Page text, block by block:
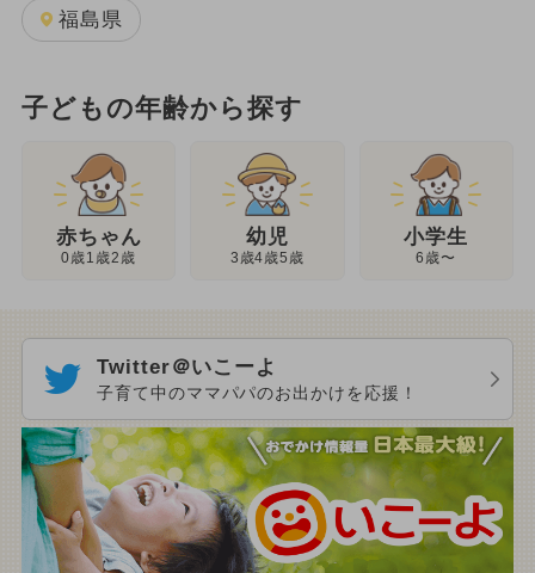
福島県
子どもの年齢から探す
赤ちゃん
0歳1歳2歳
幼児
3歳4歳5歳
小学生
6歳〜
Twitter＠いこーよ
子育て中のママパパのお出かけを応援！